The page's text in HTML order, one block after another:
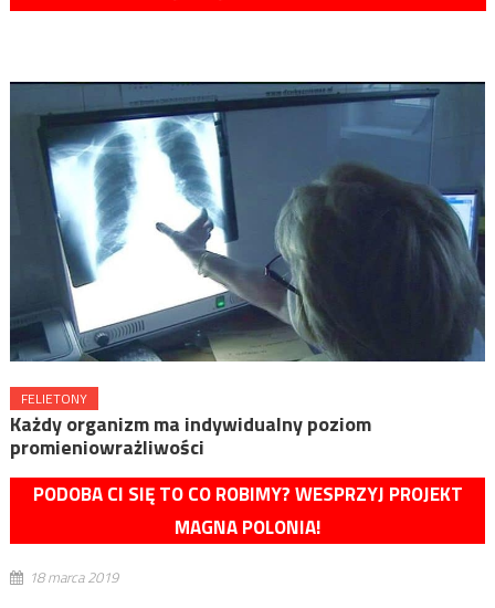
FELIETONY
Każdy organizm ma indywidualny poziom
promieniowrażliwości
PODOBA CI SIĘ TO CO ROBIMY? WESPRZYJ PROJEKT
MAGNA POLONIA!
18 marca 2019